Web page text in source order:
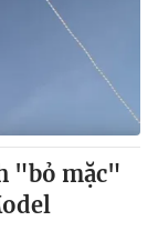
"bỏ mặc"